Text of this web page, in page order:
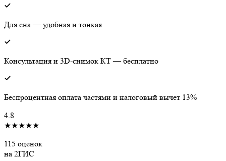
Для сна — удобная и тонкая
Консультация и 3D-снимок КТ — бесплатно
Беспроцентная оплата частями и налоговый вычет 13%
4.8
★★★★★
115 оценок
на 2ГИС